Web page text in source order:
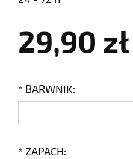
29,90 zł
* BARWNIK:
* ZAPACH: